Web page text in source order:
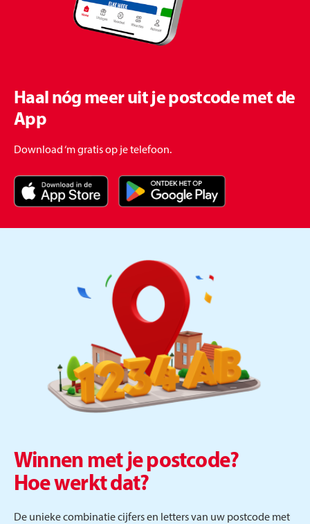
Haal nóg meer uit je postcode met de
App
Download ‘m gratis op je telefoon.
Winnen met je postcode?
Hoe werkt dat?
De unieke combinatie cijfers en letters van uw postcode met